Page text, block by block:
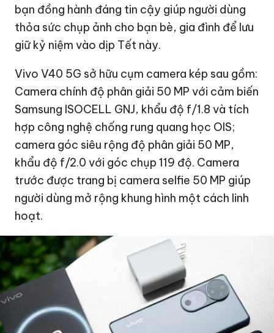
bạn đồng hành đáng tin cậy giúp người dùng
thỏa sức chụp ảnh cho bạn bè, gia đình để lưu
giữ kỷ niệm vào dịp Tết này.
Vivo V40 5G sở hữu cụm camera kép sau gồm:
Camera chính độ phân giải 50 MP với cảm biến
Samsung ISOCELL GNJ, khẩu độ f/1.8 và tích
hợp công nghệ chống rung quang học OIS;
camera góc siêu rộng độ phân giải 50 MP,
khẩu độ f/2.0 với góc chụp 119 độ. Camera
trước được trang bị camera selfie 50 MP giúp
người dùng mở rộng khung hình một cách linh
hoạt.